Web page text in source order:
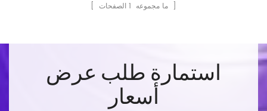
[ ما مجموعه 1 الصفحات ]
استمارة طلب عرض
أسعار